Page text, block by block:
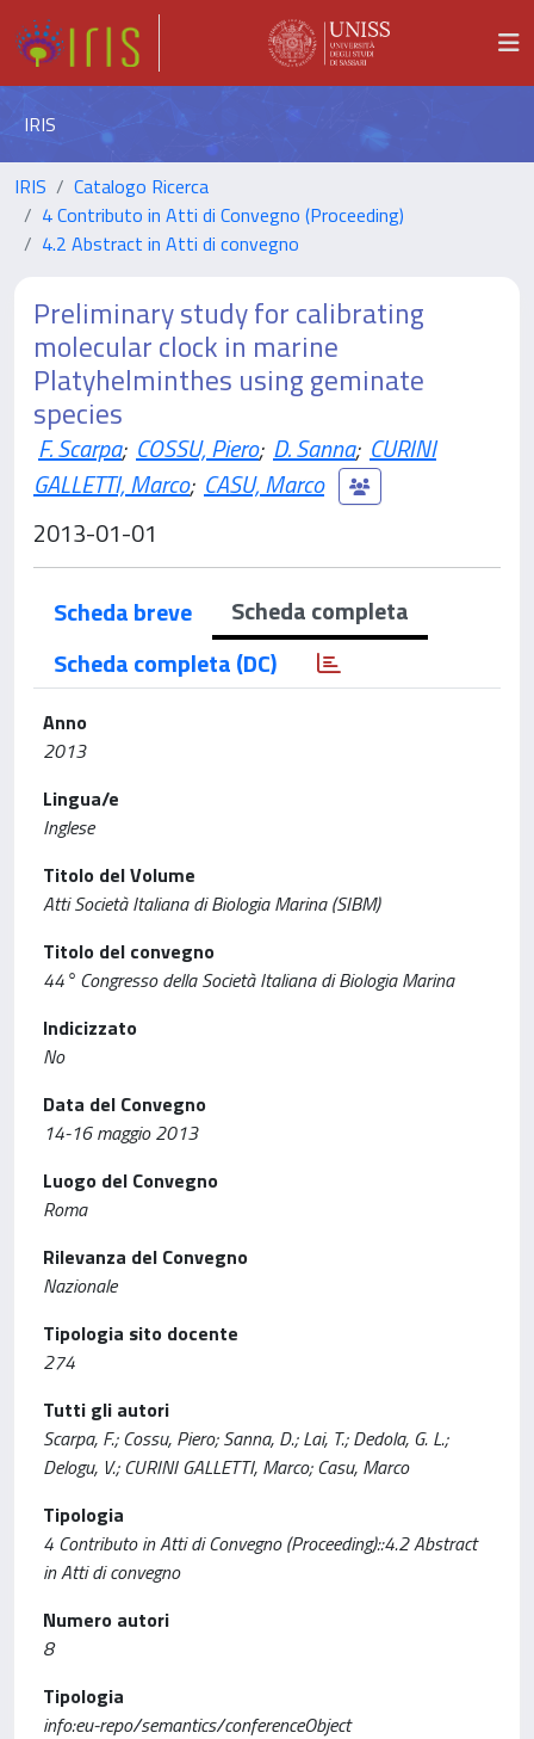
IRIS
IRIS
Catalogo Ricerca
4 Contributo in Atti di Convegno (Proceeding)
4.2 Abstract in Atti di convegno
Preliminary study for calibrating
molecular clock in marine
Platyhelminthes using geminate
species
F. Scarpa; COSSU, Piero; D. Sanna; CURINI
GALLETTI, Marco; CASU, Marco
2013-01-01
Scheda breve
Scheda completa
Scheda completa (DC)
Anno
2013
Lingua/e
Inglese
Titolo del Volume
Atti Società Italiana di Biologia Marina (SIBM)
Titolo del convegno
44° Congresso della Società Italiana di Biologia Marina
Indicizzato
No
Data del Convegno
14-16 maggio 2013
Luogo del Convegno
Roma
Rilevanza del Convegno
Nazionale
Tipologia sito docente
274
Tutti gli autori
Scarpa, F.; Cossu, Piero; Sanna, D.; Lai, T.; Dedola, G. L.;
Delogu, V.; CURINI GALLETTI, Marco; Casu, Marco
Tipologia
4 Contributo in Atti di Convegno (Proceeding)::4.2 Abstract
in Atti di convegno
Numero autori
8
Tipologia
info:eu-repo/semantics/conferenceObject